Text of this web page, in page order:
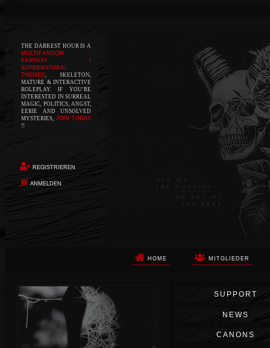
THE DARKEST HOUR IS A
MULTIFANDOM -
FANTASY /
SUPERNATURAL
THEMED, SKELETON,
MATURE & INTERACTIVE
ROLEPLAY. IF YOU’RE
INTERESTED IN SURREAL
MAGIC, POLITICS, ANGST,
EERIE AND UNSOLVED
MYSTERIES, JOIN TODAY
!!
REGISTRIEREN
ANMELDEN
HOME MITGLIEDER
Die Apokalypse. Das ist das Wort,
das Ihnen in den Sinn kommt, als
Sie auf dem Boden aufwachen, Ihr
Körper schmerzt und Ihr Geist
wird von alptraumhaften
Erinnerungen überflutet. Vor
SUPPORT
NEWS
CANONS